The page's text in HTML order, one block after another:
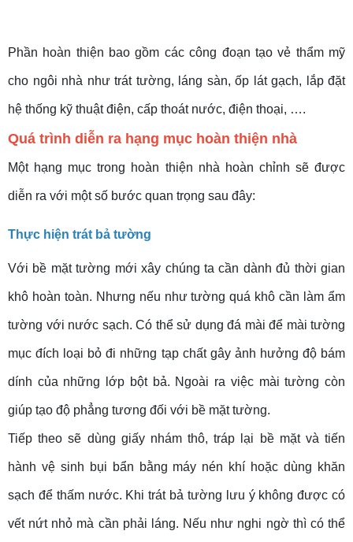
Phần hoàn thiện bao gồm các công đoạn tạo vẻ thẩm mỹ
cho ngôi nhà như trát tường, láng sàn, ốp lát gạch, lắp đặt
hệ thống kỹ thuật điện, cấp thoát nước, điện thoại, ….
Quá trình diễn ra hạng mục hoàn thiện nhà
Một hạng mục trong hoàn thiện nhà hoàn chỉnh sẽ được
diễn ra với một số bước quan trọng sau đây:
Thực hiện trát bả tường
Với bề mặt tường mới xây chúng ta cần dành đủ thời gian
khô hoàn toàn. Nhưng nếu như tường quá khô cần làm ẩm
tường với nước sạch. Có thể sử dụng đá mài để mài tường
mục đích loại bỏ đi những tạp chất gây ảnh hưởng độ bám
dính của những lớp bột bả. Ngoài ra việc mài tường còn
giúp tạo độ phẳng tương đối với bề mặt tường.
Tiếp theo sẽ dùng giấy nhám thô, tráp lại bề mặt và tiến
hành vệ sinh bụi bẩn bằng máy nén khí hoặc dùng khăn
sạch để thấm nước. Khi trát bả tường lưu ý không được có
vết nứt nhỏ mà cần phải láng. Nếu như nghi ngờ thì có thể